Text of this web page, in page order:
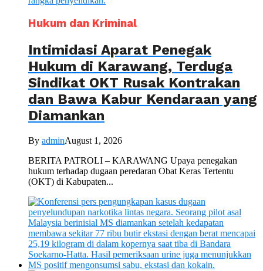
Hukum dan Kriminal
Intimidasi Aparat Penegak
Hukum di Karawang, Terduga
Sindikat OKT Rusak Kontrakan
dan Bawa Kabur Kendaraan yang
Diamankan
By adminAugust 1, 2026
BERITA PATROLI – KARAWANG Upaya penegakan
hukum terhadap dugaan peredaran Obat Keras Tertentu
(OKT) di Kabupaten...